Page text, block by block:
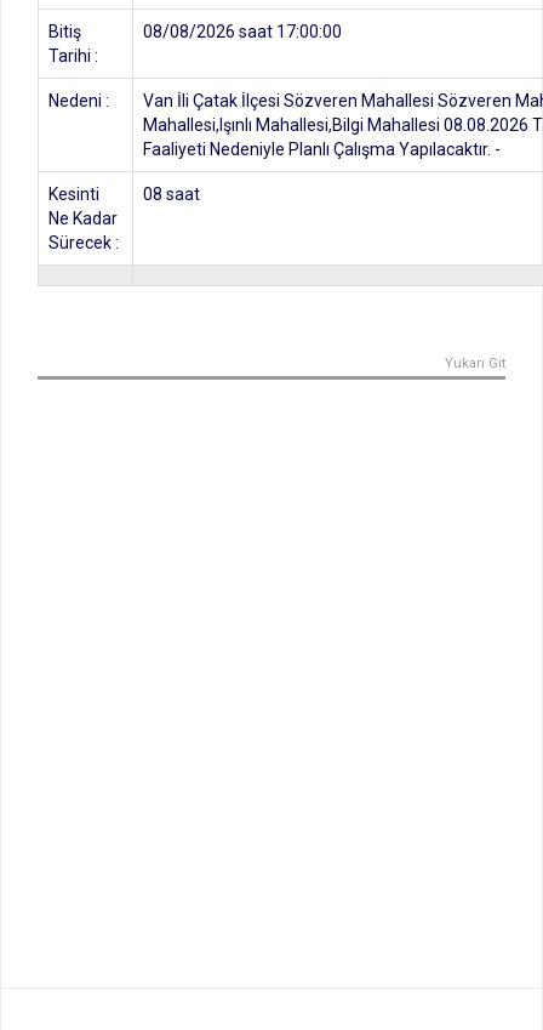
Bitiş
Tarihi :
08/08/2026 saat 17:00:00
Nedeni :
Van İli Çatak İlçesi Sözveren Mahallesi Sözveren
Mahallesi,Işınlı Mahallesi,Bilgi Mahallesi 08.08.2026
Faaliyeti Nedeniyle Planlı Çalışma Yapılacaktır. -
Kesinti
Ne Kadar
Sürecek :
08 saat
Yukarı Git